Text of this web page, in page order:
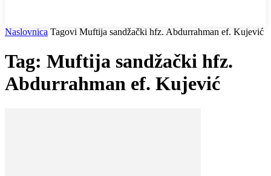
Naslovnica Tagovi Muftija sandžački hfz. Abdurrahman ef. Kujević
Tag: Muftija sandžački hfz.
Abdurrahman ef. Kujević